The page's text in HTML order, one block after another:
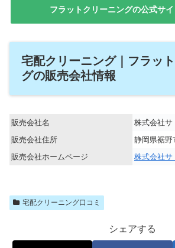
フラットクリーニングの公式サ
宅配クリーニング｜フラッ
グの販売会社情報
販売会社名
株式会社サ
販売会社住所
静岡県裾野
販売会社ホームページ
株式会社サ
宅配クリーニング口コミ
シェアする